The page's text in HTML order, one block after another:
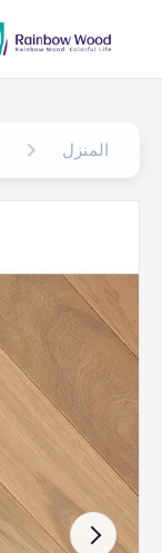
المنزل